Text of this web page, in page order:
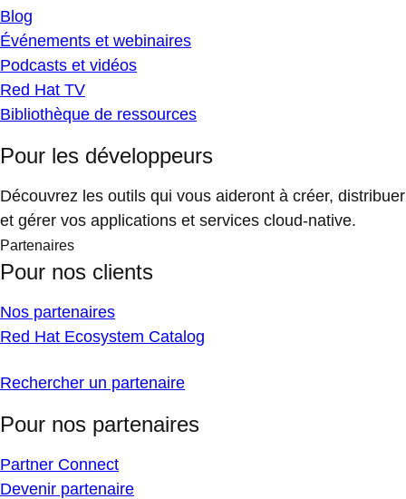
Blog
Événements et webinaires
Podcasts et vidéos
Red Hat TV
Bibliothèque de ressources
Pour les développeurs
Découvrez les outils qui vous aideront à créer, distribuer
et gérer vos applications et services cloud-native.
Partenaires
Pour nos clients
Nos partenaires
Red Hat Ecosystem Catalog
Rechercher un partenaire
Pour nos partenaires
Partner Connect
Devenir partenaire